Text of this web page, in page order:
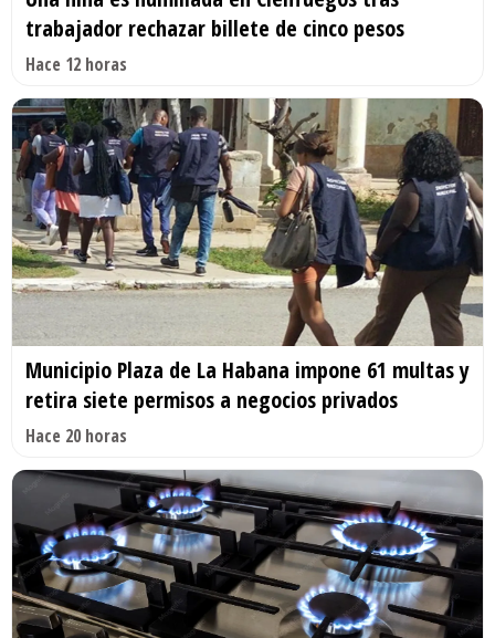
trabajador rechazar billete de cinco pesos
Hace 12 horas
Municipio Plaza de La Habana impone 61 multas y
retira siete permisos a negocios privados
Hace 20 horas